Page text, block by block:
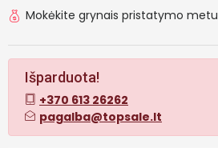
Mokėkite grynais pristatymo metu
Išparduota!
+370 613 26262
pagalba@topsale.lt